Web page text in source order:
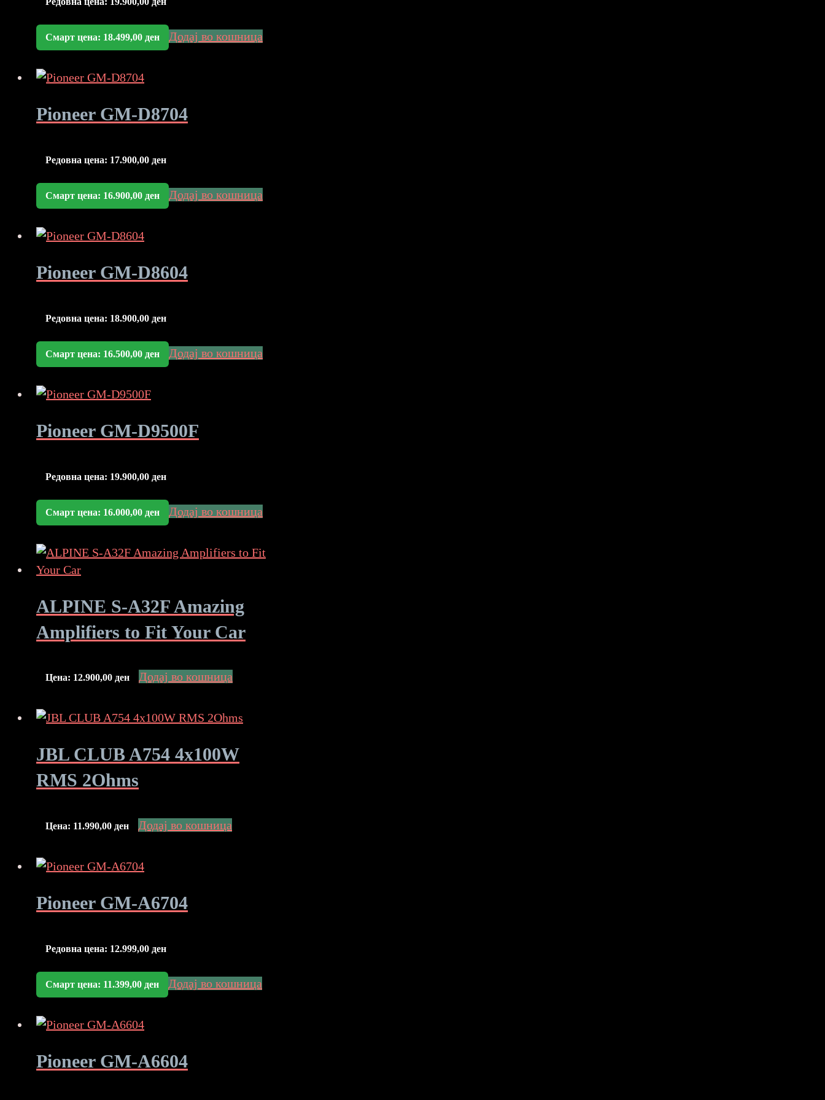
Смарт цена: 18.499,00 ден Додај во кошница
Pioneer GM-D8704
Редовна цена: 17.900,00 ден
Смарт цена: 16.900,00 ден Додај во кошница
Pioneer GM-D8604
Редовна цена: 18.900,00 ден
Смарт цена: 16.500,00 ден Додај во кошница
Pioneer GM-D9500F
Редовна цена: 19.900,00 ден
Смарт цена: 16.000,00 ден Додај во кошница
ALPINE S-A32F Amazing
Amplifiers to Fit Your Car
Цена: 12.900,00 ден Додај во кошница
JBL CLUB A754 4x100W
RMS 2Ohms
Цена: 11.990,00 ден Додај во кошница
Pioneer GM-A6704
Редовна цена: 12.999,00 ден
Смарт цена: 11.399,00 ден Додај во кошница
Pioneer GM-A6604